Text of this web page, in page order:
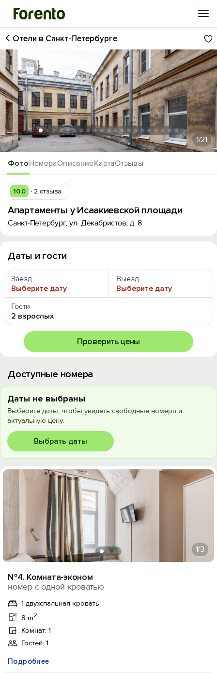
Войти
Избранное
История просмотра
Добавить свой объект
ФотоНомераОписаниеКартаОтзывы
Отели в Санкт-Петербурге
1/21
10.0 2 отзыва
Апартаменты у Исаакиевской площади
Санкт-Петербург, ул. Декабристов, д. 8
Даты и гости
Заезд
Выберите дату
Выезд
Выберите дату
Гости
2 взрослых
Проверить цены
Доступные номера
Даты не выбраны
Выберите даты, чтобы увидеть свободные номера и
актуальную цену.
Выбрать даты
1/3
№4. Комната-эконом
номер с одной кроватью
1 двухспальная кровать
8 m2
Комнат: 1
Гостей: 1
Подробнее